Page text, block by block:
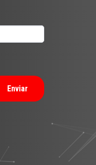
Enviar